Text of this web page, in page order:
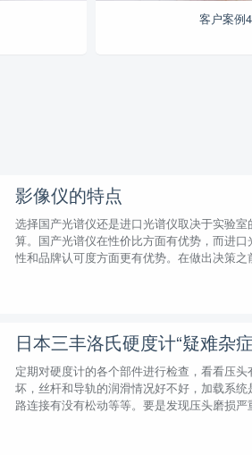
客户案例4
影像仪的特点
选择国产光谱仪还是进口光谱仪取决于实验室
算。国产光谱仪在性价比方面有优势，而进口
性和品牌认可度方面更有优势。在做出决策之
日本三丰洛氏硬度计“疑难杂
定期对硬度计的各个部件进行检查，看看压头
坏，丝杆和导轨的润滑情况好不好，加载系
路连接有没有松动等等。要是发现压头磨损严